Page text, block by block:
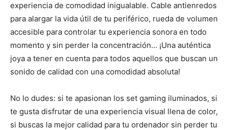
experiencia de comodidad inigualable. Cable antienredos
para alargar la vida útil de tu periférico, rueda de volumen
accesible para controlar tu experiencia sonora en todo
momento y sin perder la concentración… ¡Una auténtica
joya a tener en cuenta para todos aquellos que buscan un
sonido de calidad con una comodidad absoluta!
No lo dudes: si te apasionan los set gaming iluminados, si
te gusta disfrutar de una experiencia visual llena de color,
si buscas la mejor calidad para tu ordenador sin perder tu